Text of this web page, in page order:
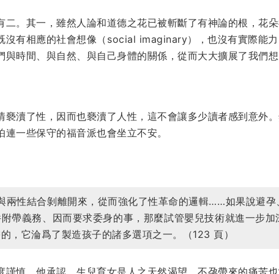
二。其一，雖然人論和道德之花已被斬斷了有神論的根，花
沒有相應的社會想像（social imaginary），也沒有實際能
時間、與自然、與自己身體的關係，從而大大擴展了我們
瀆了性，因而也褻瀆了人性，這不會讓多少讀者感到意外
一些保守的福音派也會坐立不安。
兩性結合剝離開來，從而強化了性革命的邏輯……如果說避
帶義務、因而要求委身的事，那麼試管嬰兒技術就進一步
，它淪爲了製造孩子的諸多選項之一。（123 頁）
慎。他承認，生兒育女是人之天然渴望，不孕帶來的痛苦